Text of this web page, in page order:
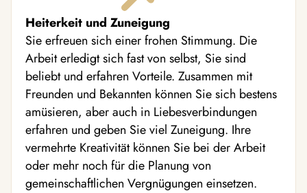
Heiterkeit und Zuneigung
Sie erfreuen sich einer frohen Stimmung. Die
Arbeit erledigt sich fast von selbst, Sie sind
beliebt und erfahren Vorteile. Zusammen mit
Freunden und Bekannten können Sie sich bestens
amüsieren, aber auch in Liebesverbindungen
erfahren und geben Sie viel Zuneigung. Ihre
vermehrte Kreativität können Sie bei der Arbeit
oder mehr noch für die Planung von
gemeinschaftlichen Vergnügungen einsetzen.